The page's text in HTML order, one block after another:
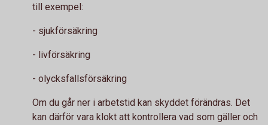
till exempel:
- sjukförsäkring
- livförsäkring
- olycksfallsförsäkring
Om du går ner i arbetstid kan skyddet förändras. Det
kan därför vara klokt att kontrollera vad som gäller och